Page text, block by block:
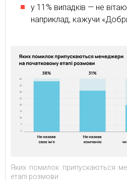
у 11% випадків — не
наприклад, кажучи
Яких помилок припускаються
етапі розмови